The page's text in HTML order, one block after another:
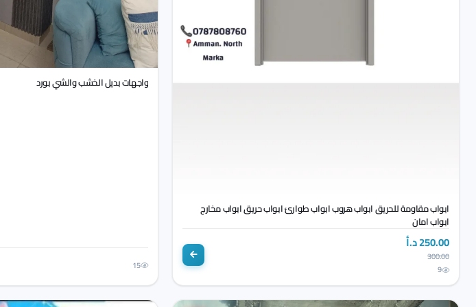
ابواب مقاومة للحريق ابواب هروب ابواب طوارئ ابواب حريق ابواب مخارج
ابواب امان
250.00 د.أ
300.00
9
واجهات بديل الخشب والشي بورد
15